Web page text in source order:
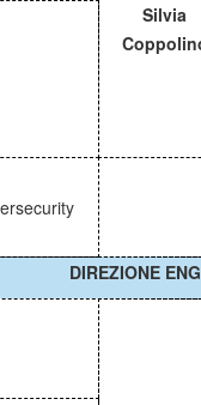
Silvia
DIREZIONE